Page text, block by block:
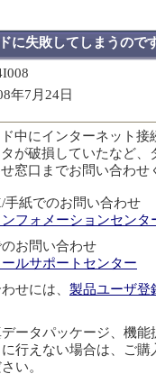
に失敗してしまうので
年7月24日
中にインターネット
タが破損していたなど
窓口までお問い合わせ
手紙でのお問い合わせ
フォメーションセンタ
のお問い合わせ
ルサポートセンター
せには、 製品ユーザ登
ータパッケージ、機
に行えない場合は、ご
い。